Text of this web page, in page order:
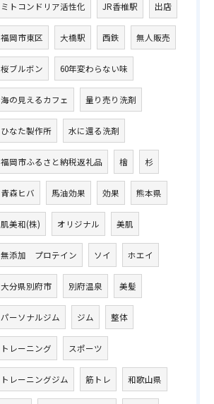
ミトコンドリア活性化 JR香椎駅 出店
福岡市東区 大橋駅 西鉄 無人販売
桜ブルボン 60年変わらない味
海の見えるカフェ 量り売り洗剤
ひなた製作所 水に還る洗剤
福岡市ふるさと納税返礼品 檜 杉
青森ヒバ 馬油効果 効果 熊本県
肌美和(株) オリジナル 美肌
無添加 プロテイン ソイ ホエイ
大分県別府市 別府温泉 美髪
パーソナルジム ジム 整体
トレーニング スポーツ
トレーニングジム 筋トレ 和歌山県